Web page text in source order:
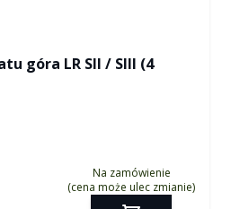
rover
góra LR SII / SIII (4
Na zamówienie
(cena może ulec zmianie)